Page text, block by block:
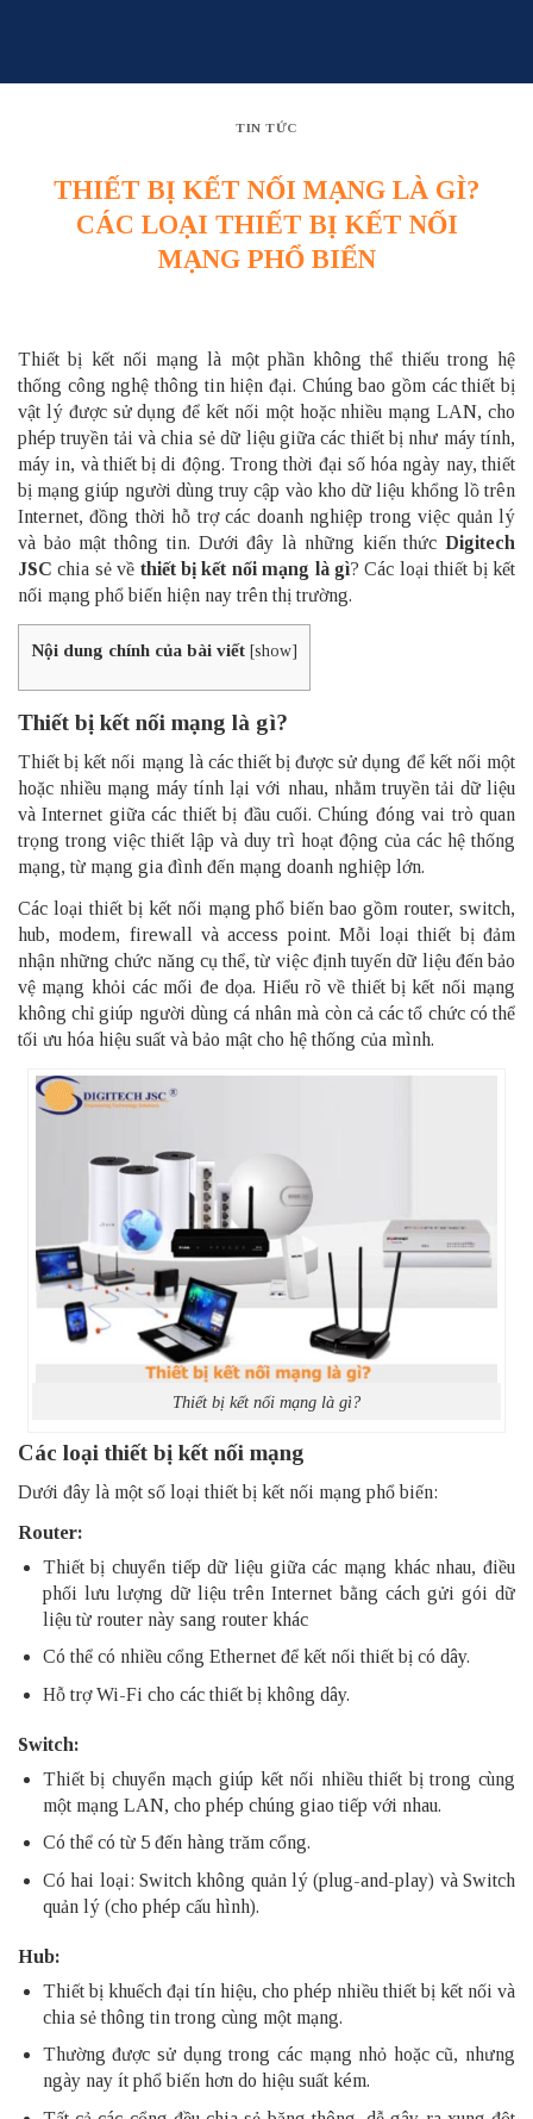
TIN TỨC
THIẾT BỊ KẾT NỐI MẠNG LÀ GÌ?
CÁC LOẠI THIẾT BỊ KẾT NỐI
MẠNG PHỔ BIẾN
Thiết bị kết nối mạng là một phần không thể thiếu trong hệ
thống công nghệ thông tin hiện đại. Chúng bao gồm các thiết bị
vật lý được sử dụng để kết nối một hoặc nhiều mạng LAN, cho
phép truyền tải và chia sẻ dữ liệu giữa các thiết bị như máy tính,
máy in, và thiết bị di động. Trong thời đại số hóa ngày nay, thiết
bị mạng giúp người dùng truy cập vào kho dữ liệu khổng lồ trên
Internet, đồng thời hỗ trợ các doanh nghiệp trong việc quản lý
và bảo mật thông tin. Dưới đây là những kiến thức Digitech
JSC chia sẻ về thiết bị kết nối mạng là gì? Các loại thiết bị kết
nối mạng phổ biến hiện nay trên thị trường.
Nội dung chính của bài viết [show]
Thiết bị kết nối mạng là gì?
Thiết bị kết nối mạng là các thiết bị được sử dụng để kết nối một
hoặc nhiều mạng máy tính lại với nhau, nhằm truyền tải dữ liệu
và Internet giữa các thiết bị đầu cuối. Chúng đóng vai trò quan
trọng trong việc thiết lập và duy trì hoạt động của các hệ thống
mạng, từ mạng gia đình đến mạng doanh nghiệp lớn.
Các loại thiết bị kết nối mạng phổ biến bao gồm router, switch,
hub, modem, firewall và access point. Mỗi loại thiết bị đảm
nhận những chức năng cụ thể, từ việc định tuyến dữ liệu đến bảo
vệ mạng khỏi các mối đe dọa. Hiểu rõ về thiết bị kết nối mạng
không chỉ giúp người dùng cá nhân mà còn cả các tổ chức có thể
tối ưu hóa hiệu suất và bảo mật cho hệ thống của mình.
Thiết bị kết nối mạng là gì?
Các loại thiết bị kết nối mạng
Dưới đây là một số loại thiết bị kết nối mạng phổ biến:
Router:
Thiết bị chuyển tiếp dữ liệu giữa các mạng khác nhau, điều
phối lưu lượng dữ liệu trên Internet bằng cách gửi gói dữ
liệu từ router này sang router khác
Có thể có nhiều cổng Ethernet để kết nối thiết bị có dây.
Hỗ trợ Wi-Fi cho các thiết bị không dây.
Switch:
Thiết bị chuyển mạch giúp kết nối nhiều thiết bị trong cùng
một mạng LAN, cho phép chúng giao tiếp với nhau.
Có thể có từ 5 đến hàng trăm cổng.
Có hai loại: Switch không quản lý (plug-and-play) và Switch
quản lý (cho phép cấu hình).
Hub:
Thiết bị khuếch đại tín hiệu, cho phép nhiều thiết bị kết nối và
chia sẻ thông tin trong cùng một mạng.
Thường được sử dụng trong các mạng nhỏ hoặc cũ, nhưng
ngày nay ít phổ biến hơn do hiệu suất kém.